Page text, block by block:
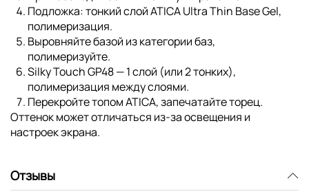
Подложка:тонкий слойATICA Ultra Thin Base Gel,
полимеризация.
Выровняйте базой изкатегории баз,
полимеризуйте.
Silky Touch GP48 — 1 слой (или 2 тонких),
полимеризация между слоями.
Перекройтетопом ATICA, запечатайте торец.
Оттенок может отличаться из-за освещения и
настроек экрана.
Отзывы